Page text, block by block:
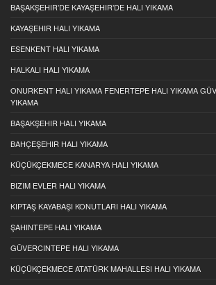
BAŞAKŞEHIR’DE KAYAŞEHIR’DE HALI YIKAMA
KAYAŞEHIR HALI YIKAMA
ESENKENT HALI YIKAMA
HALKALI HALI YIKAMA
ONURKENT HALI YIKAMA FENERTEPE HALI YIKAMA
YIKAMA
BAŞAKŞEHIR HALI YIKAMA
BAHÇEŞEHIR HALI YIKAMA
KÜÇÜKÇEKMECE KANARYA HALI YIKAMA
BIZIM EVLER HALI YIKAMA
KIPTAŞ KAYABAŞI KONUTLARI HALI YIKAMA
ŞAHINTEPE HALI YIKAMA
GÜVERCINTEPE HALI YIKAMA
KÜÇÜKÇEKMECE ATATÜRK MAHALLESI HALI YIKAMA